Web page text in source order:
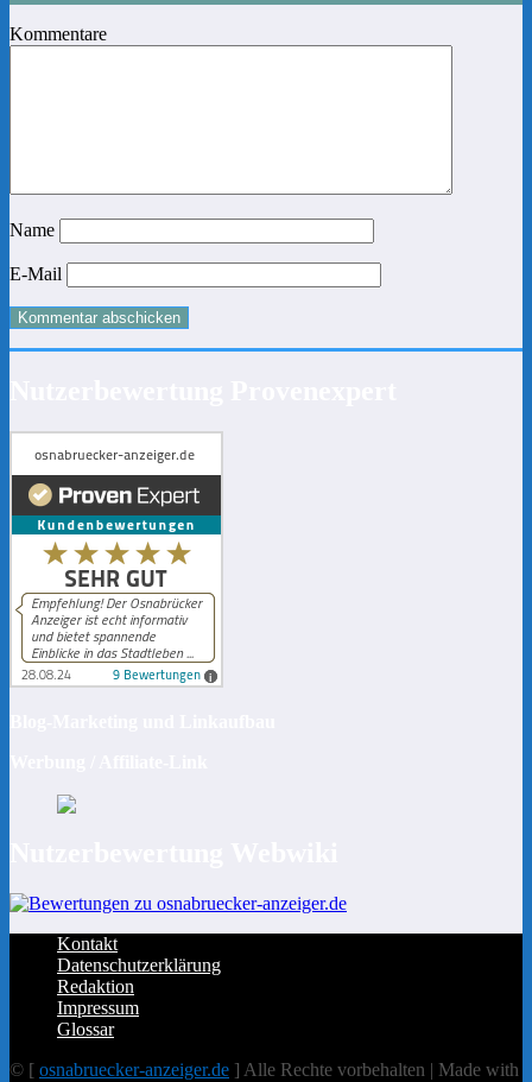
Kommentare
Name
E-Mail
Kontakt
Datenschutzerklärung
Redaktion
Impressum
Glossar
© [ osnabruecker-anzeiger.de ] Alle Rechte vorbehalten | Made with